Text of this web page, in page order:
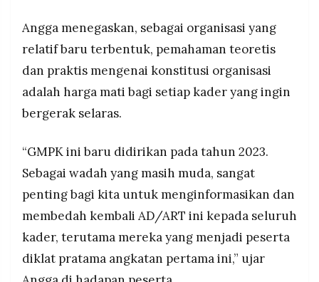
Angga menegaskan, sebagai organisasi yang
relatif baru terbentuk, pemahaman teoretis
dan praktis mengenai konstitusi organisasi
adalah harga mati bagi setiap kader yang ingin
bergerak selaras.
“GMPK ini baru didirikan pada tahun 2023.
Sebagai wadah yang masih muda, sangat
penting bagi kita untuk menginformasikan dan
membedah kembali AD/ART ini kepada seluruh
kader, terutama mereka yang menjadi peserta
diklat pratama angkatan pertama ini,” ujar